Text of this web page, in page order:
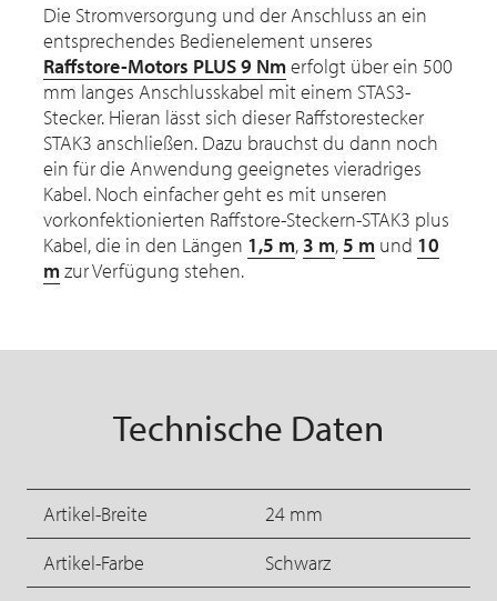
Die Stromversorgung und der Anschluss an ein
entsprechendes Bedienelement unseres
Raffstore-Motors PLUS 9 Nmerfolgt über ein 500
mm langes Anschlusskabel mit einem STAS3-
Stecker. Hieran lässt sich dieser Raffstorestecker
STAK3 anschließen. Dazu brauchst du dann noch
ein für die Anwendung geeignetes vieradriges
Kabel. Noch einfacher geht es mit unseren
vorkonfektionierten Raffstore-Steckern-STAK3 plus
Kabel, die in den Längen 1,5 m,3 m, 5 m und 10
mzur Verfügung stehen.
Technische Daten
Artikel-Breite
24 mm
Artikel-Farbe
Schwarz